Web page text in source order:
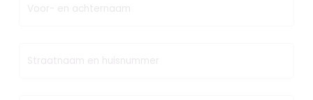
Voor- en achternaam
Straatnaam en huisnummer